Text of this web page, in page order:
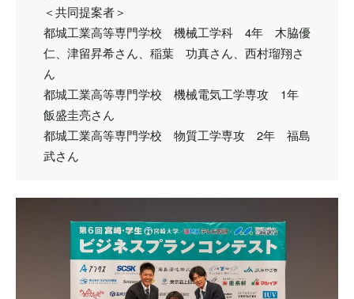
＜共同提案者＞
都城工業高等専門学校 機械工学科 4年 木脇優
仁、津留昇希さん、稲葉 功真さん、西村瑠翔さ
ん
都城工業高等専門学校 機械電気工学専攻 1年
飯盛圭亮さん
都城工業高等専門学校 物質工学専攻 2年 福島
武さん